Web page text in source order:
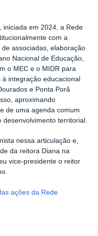
iniciada em 2024, a Rede
com a
associadas, elaboração
Nacional de Educação,
o MEC e o MIDR para
integração educacional
e Ponta Porã
aproximando
de uma agenda comum
territorial.
nessa articulação e,
da reitora Diana na
vice-presidente o reitor
ações da Rede